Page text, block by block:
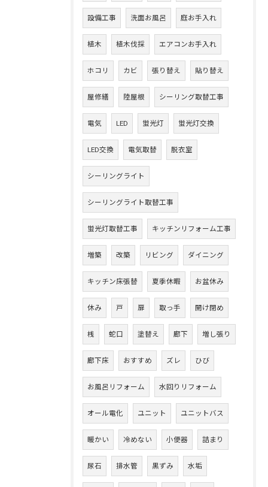
設備工事 洗面お風呂 庭お手入れ
植木 植木伐採 エアコンお手入れ
ホコリ カビ 張り替え 貼り替え
屋修繕 陸屋根 シーリング取替工事
電気 LED 蛍光灯 蛍光灯交換
LED交換 電気取替 脱衣室
シーリングライト
シーリングライト取替工事
蛍光灯取替工事 キッチンリフォーム工事
増築 改築 リビング ダイニング
キッチン床張替 夏季休暇 お盆休み
休み 戸 扉 取っ手 開け閉め
桟 蛇口 塗替え 廊下 増し張り
廊下床 おすすめ ズレ ひび
お風呂リフォーム 水回りリフォーム
オール電化 ユニット ユニットバス
暖かい 冷めない 小便器 詰まり
尿石 排水管 黒ずみ 水垢